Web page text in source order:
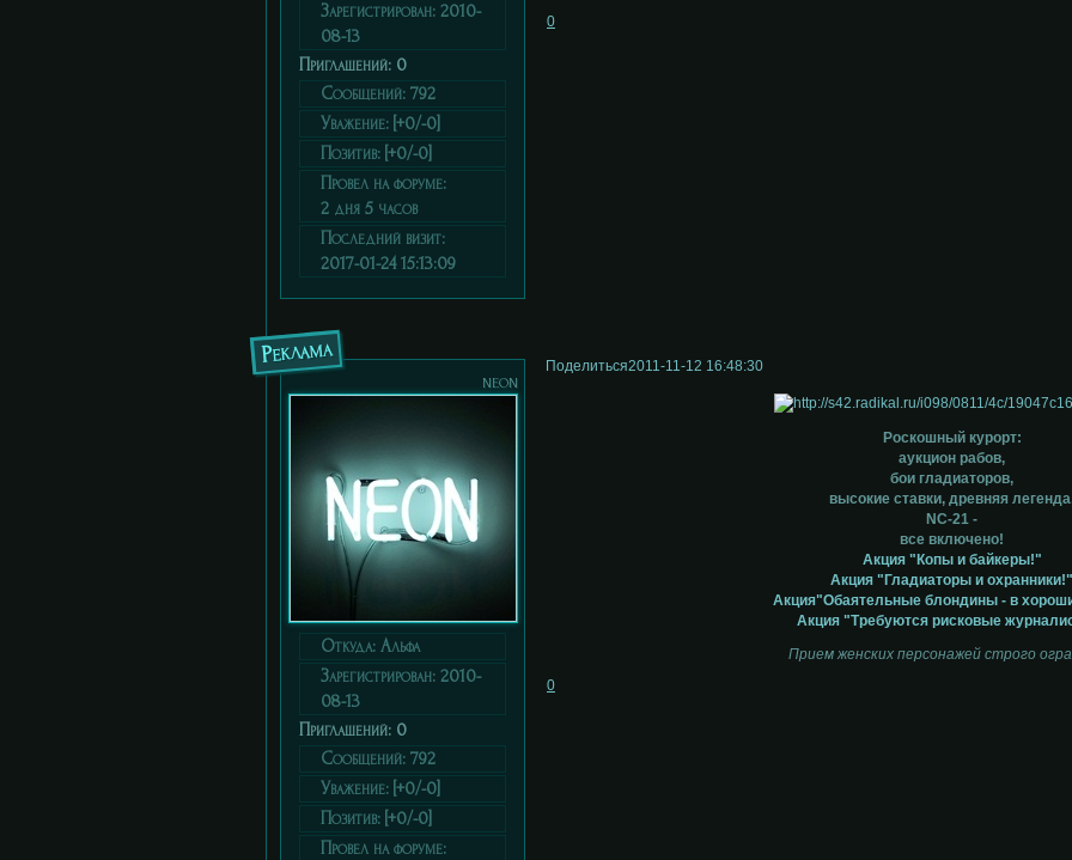
Зарегистрирован: 2010-
08-13
Приглашений: 0
Сообщений: 792
Уважение: [+0/-0]
Позитив: [+0/-0]
Провел на форуме:
2 дня 5 часов
Последний визит:
2017-01-24 15:13:09
0
Поделиться2011-11-12 16:48:30
Реклама
neon
Откуда: Альфа
Зарегистрирован: 2010-
08-13
Приглашений: 0
Сообщений: 792
Уважение: [+0/-0]
Позитив: [+0/-0]
Провел на форуме:
Роскошный курорт:
аукцион рабов,
бои гладиаторов,
высокие ставки, древняя
NC-21 -
все включено!
Акция "Копы и байкеры!"
Акция "Гладиаторы и
Акция"Обаятельные блондины - в
Акция "Требуются рисковые
Прием женских персонажей строго
0